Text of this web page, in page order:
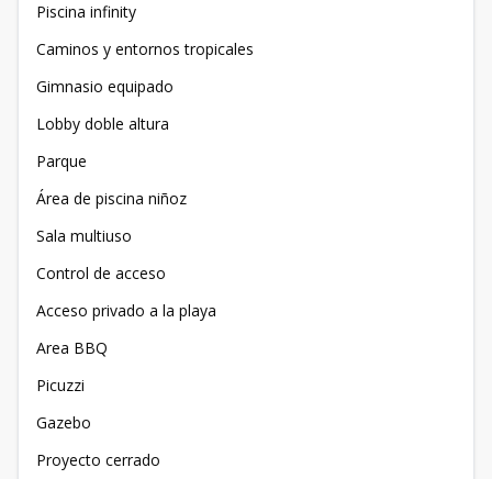
Piscina infinity
Caminos y entornos tropicales
Gimnasio equipado
Lobby doble altura
Parque
Área de piscina niñoz
Sala multiuso
Control de acceso
Acceso privado a la playa
Area BBQ
Picuzzi
Gazebo
Proyecto cerrado